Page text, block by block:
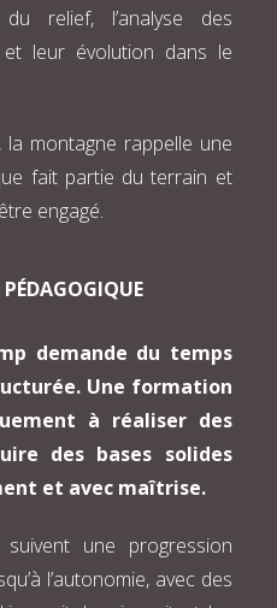
relief, l’analyse des
leur évolution dans le
montagne rappelle une
fait partie du terrain et
engagé.
demande du temps
Une formation
à réaliser des
des bases solides
et avec maîtrise.
une progression
l’autonomie, avec des